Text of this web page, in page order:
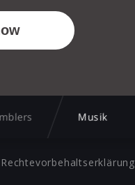
Musik
Rechtevorbehaltserklärung